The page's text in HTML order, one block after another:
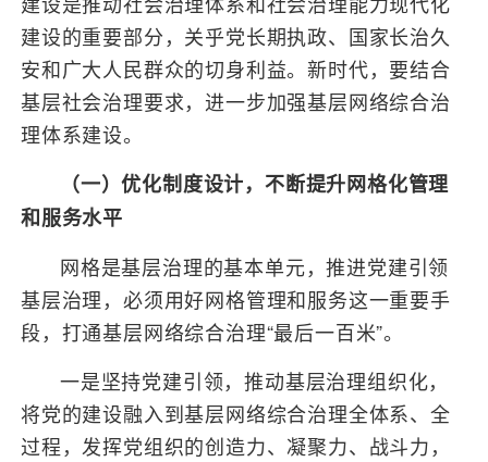
建设的重要部分，关乎党长期执政、国家长治久
安和广大人民群众的切身利益。新时代，要结合
基层社会治理要求，进一步加强基层网络综合治
理体系建设。
（一）优化制度设计，不断提升网格化管理
和服务水平
网格是基层治理的基本单元，推进党建引领
基层治理，必须用好网格管理和服务这一重要手
段，打通基层网络综合治理“最后一百米”。
一是坚持党建引领，推动基层治理组织化，
将党的建设融入到基层网络综合治理全体系、全
过程，发挥党组织的创造力、凝聚力、战斗力，